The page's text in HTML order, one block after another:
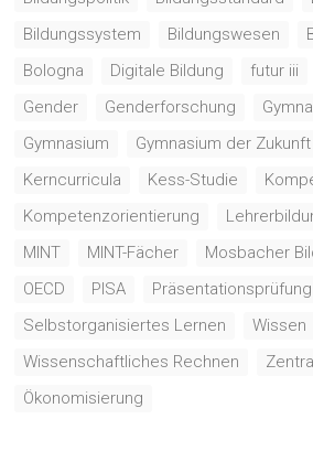
Bildungssystem
Bildungswesen
Bologna
Digitale Bildung futur iii
Gender
Genderforschung
Gymnasium
Gymnasium der Zukunft
Kerncurricula
Kess-Studie
Kompetenzorientierung
MINT
MINT-Fächer
Mosbacher
OECD
PISA Präsentationsprüfung
Selbstorganisiertes Lernen
Wissen
Wissenschaftliches Rechnen
Ökonomisierung